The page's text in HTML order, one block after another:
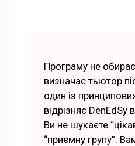
Програму не
визначає тьютор
один із
відрізняє DenEdSy
Ви не шукаєте
“приємну групу”.